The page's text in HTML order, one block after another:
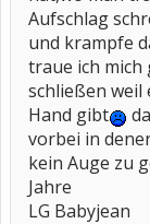
Aufschlag
und krampfe
traue ich mich
schließen weil
Hand gibt
vorbei in
kein Auge zu
Jahre
LG Babyjean